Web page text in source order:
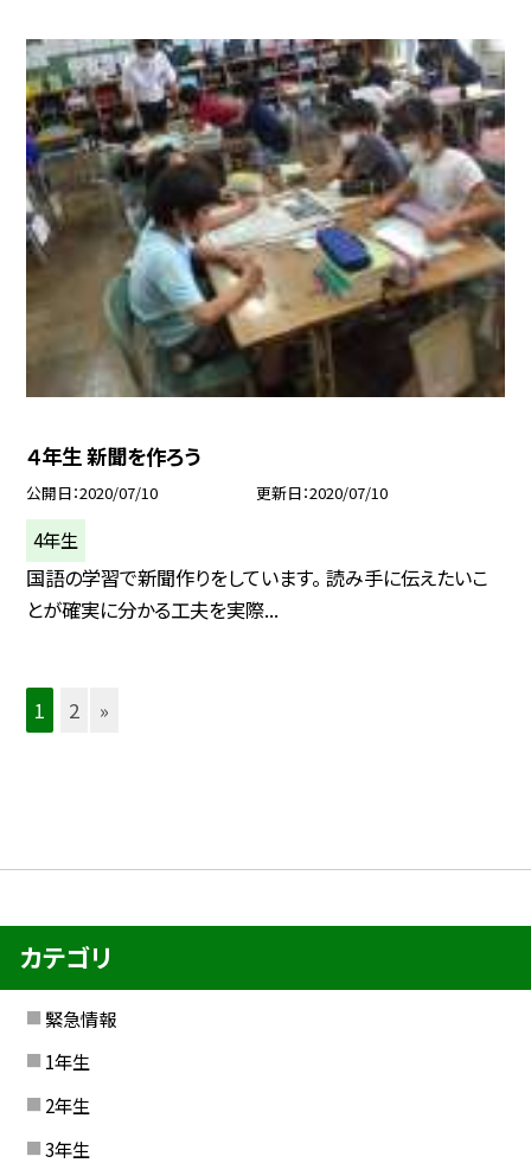
４年生 新聞を作ろう
公開日 2020/07/10 更新日 2020/07/10
4年生
国語の学習で新聞作りをしています。 読み手に伝えたいこ
とが確実に分かる工夫を実際...
1 2 »
カテゴリ
緊急情報
1年生
2年生
3年生